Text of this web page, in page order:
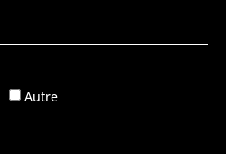
Autre